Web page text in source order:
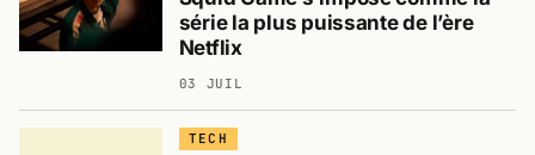
série la plus puissante de l’ère
Netflix
03 JUIL
TECH